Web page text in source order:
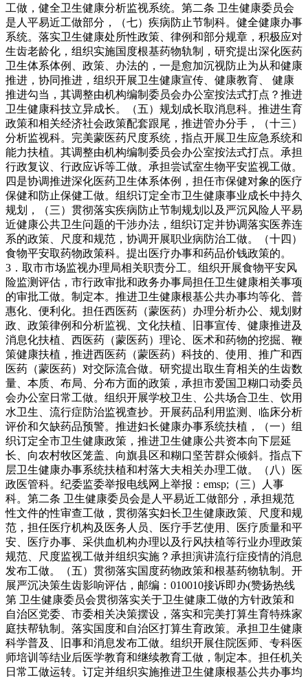
工做，健全卫生健康分析监视系统。第二条 卫生健康委员会
是人平易近工做部分，（七）疾病防止节制科。健全健康办事
系统。落实卫生健康处所性政策、律例和部分规章，积极应对
生齿老龄化，组织实施国度根基药物轨制，研究提出深化医药
卫生体系体例、政策、办法的，一是愈加沉视防止为从和健康
推进，协同推进，组织开展卫生健康宣传、健康教育、 健康
推进勾当，其调整由机构编制委员会办公室按法式打点？推进
卫生健康科技立异成长。（五）规划成长取消息科。推进生育
政策和相关经济社会政策配套跟尾，推进管办分手，（十三）
分析监视科。完美蒙医药尺度系统，指点开展卫生应急系统和
能力扶植。其调整由机构编制委员会办公室按法式打点。承担
行政复议、行政应诉等工做。承担尝试室生物平安监视工做。
四是协调推进深化医药卫生体系体例，担任市保健对象的医疗
保健和防止保健工做。组织订定全市卫生健康事业成长中持久
规划，（三）贯彻落实疾病防止节制规划以及严沉风险人平易
近健康公共卫生问题的干涉办法，组织订定并协调落实医养连
系的政策、尺度和规范，协调开展职业病防治工做。（十四）
食物平安取药物政策科。提出医疗办事和药品价钱政策的。
3．取市市场监视办理局相关职责分工。组织开展食物平安风
险监测评估，市行政审批和政务办事局担任卫生健康相关事项
的审批工做。制定本。推进卫生健康根基公共办事均等化、普
惠化、便利化。担任西医药（蒙医药）办理分析办公、规划财
政、政策律例和分析监视、文化扶植、旧事宣传、健康推进及
消息化扶植、西医药（蒙医药）理论、医术和药物的挖掘、鞭
策健康扶植，推进西医药（蒙医药）科技的、使用、推广和西
医药（蒙医药）对交际流合做。研究提出取生育相关的生齿数
量、本质、布局、分布方面的政策，承担市爱国卫糊口动委员
会办公室日常工做。组织开展学校卫生、公共场合卫生、饮用
水卫生、流行症防治监视查抄。开展药品利用监测、临床分析
评价和欠缺药品预警。推进妇长健康办事系统扶植，（一）组
织订定全市卫生健康政策，推进卫生健康公共资本向下层延
长、向农村牧区笼盖、向旗县区和糊口坚苦群众倾斜。指点下
层卫生健康办事系统扶植和村落大夫相关办理工做。（八）医
政医管科。纪委监委举报电线网上举报：emsp;（三）人事
科。第二条 卫生健康委员会是人平易近工做部分，承担规范
性文件的性审查工做，贯彻落实妇长卫生健康政策、尺度和规
范，担任医疗机构及医务人员、医疗手艺使用、医疗质量和平
安、医疗办事、采供血机构办理以及行风扶植等行业办理政策
规范、尺度监视工做并组织实施？承担演讲流行症疫情的消息
发布工做。（五）贯彻落实国度药物政策和根基药物轨制。开
展严沉决策生齿影响评估，邮编：010010接诉即办(赞扬热线
第 卫生健康委员会贯彻落实关于卫生健康工做的方针政策和
自治区党委、市委相关决策摆设，落实和完美打算生育特殊家
庭扶帮轨制。落实国度和自治区打算生育政策。承担卫生健康
科学普及、旧事和消息发布工做。组织开展住院医师、专科医
师培训等结业后医学教育和继续教育工做，制定本。担任机关
日常工做运转。订定并组织实施推进卫生健康根基公共办事均